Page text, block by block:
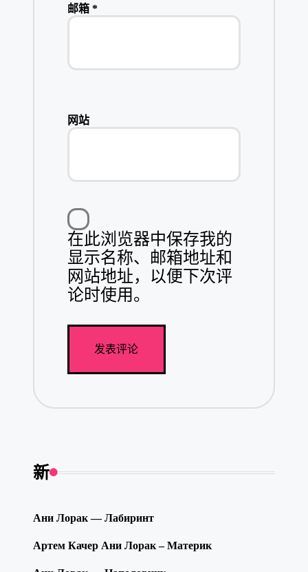
邮箱 *
网站
在此浏览器中保存我的
显示名称、邮箱地址和
网站地址，以便下次评
论时使用。
新
Ани Лорак — Лабиринт
Артем Качер Ани Лорак – Материк